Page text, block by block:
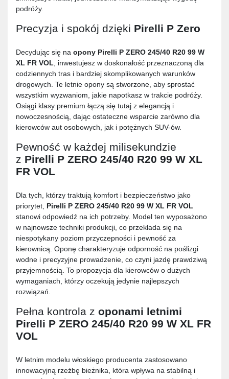
podróży.
Precyzja i spokój dzięki Pirelli P Zero
Decydując się na opony Pirelli P ZERO 245/40 R20 99 W
XL FR VOL, inwestujesz w doskonałość przeznaczoną dla
codziennych tras i bardziej skomplikowanych warunków
drogowych. Te letnie opony są stworzone, aby sprostać
wszystkim wyzwaniom, jakie napotkasz w trakcie podróży.
Osiągi klasy premium łączą się tutaj z elegancją i
nowoczesnością, dając ostateczne wsparcie zarówno dla
kierowców aut osobowych, jak i potężnych SUV-ów.
Pewność w każdej milisekundzie
z Pirelli P ZERO 245/40 R20 99 W XL
FR VOL
Dla tych, którzy traktują komfort i bezpieczeństwo jako
priorytet, Pirelli P ZERO 245/40 R20 99 W XL FR VOL
stanowi odpowiedź na ich potrzeby. Model ten wyposażono
w najnowsze techniki produkcji, co przekłada się na
niespotykany poziom przyczepności i pewność za
kierownicą. Oponę charakteryzuje odporność na poślizgi
wodne i precyzyjne prowadzenie, co czyni jazdę prawdziwą
przyjemnością. To propozycja dla kierowców o dużych
wymaganiach, którzy oczekują jedynie najlepszych
rozwiązań.
Pełna kontrola z oponami letnimi
Pirelli P ZERO 245/40 R20 99 W XL FR
VOL
W letnim modelu włoskiego producenta zastosowano
innowacyjną rzeźbę bieżnika, która wpływa na stabilną i